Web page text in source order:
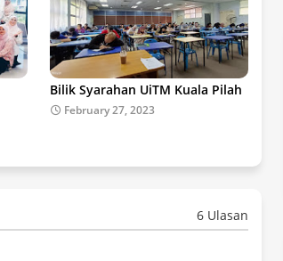
Bilik Syarahan UiTM Kuala Pilah
February 27, 2023
6 Ulasan